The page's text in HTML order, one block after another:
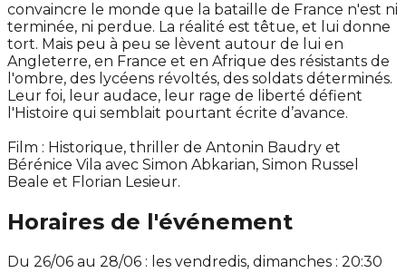
convaincre le monde que la bataille de France n'est ni
terminée, ni perdue. La réalité est têtue, et lui donne
tort. Mais peu à peu se lèvent autour de lui en
Angleterre, en France et en Afrique des résistants de
l'ombre, des lycéens révoltés, des soldats déterminés.
Leur foi, leur audace, leur rage de liberté défient
l'Histoire qui semblait pourtant écrite d’avance.
Film : Historique, thriller de Antonin Baudry et
Bérénice Vila avec Simon Abkarian, Simon Russel
Beale et Florian Lesieur.
Horaires de l'événement
Du 26/06 au 28/06 : les vendredis, dimanches : 20:30